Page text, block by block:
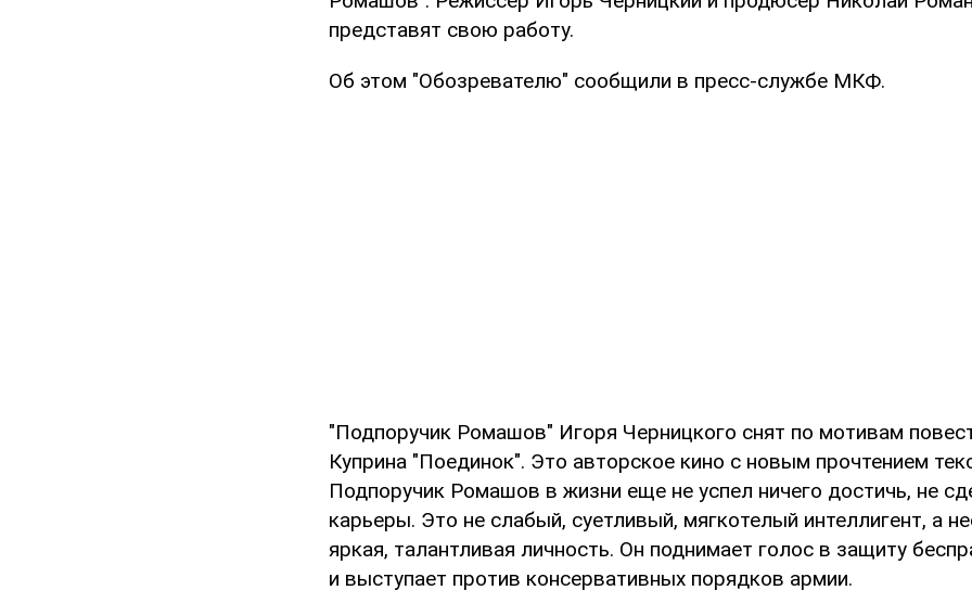
представят свою работу.
Об этом "Обозревателю" сообщили в пресс-службе МКФ.
"Подпоручик Ромашов" Игоря Черницкого снят по мотивам
Куприна "Поединок". Это авторское кино с новым прочтением
Подпоручик Ромашов в жизни еще не успел ничего достичь, не
карьеры. Это не слабый, суетливый, мягкотелый интеллигент, а
яркая, талантливая личность. Он поднимает голос в защиту
и выступает против консервативных порядков армии.